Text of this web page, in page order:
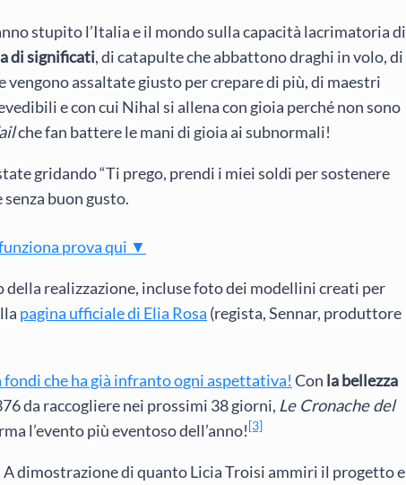
stupito l’Italia e il mondo sulla capacità lacrimatoria di
di significati, di catapulte che abbattono draghi in volo, di
assaltate giusto per crepare di più, di maestri
e con cui Nihal si allena con gioia perché non sono
che fan battere le mani di gioia ai subnormali!
gridando “Ti prego, prendi i miei soldi per sostenere
buon gusto.
prova qui ▼
realizzazione, incluse foto dei modellini creati per
pagina ufficiale di Elia Rosa (regista, Sennar, produttore
fondi che ha già infranto ogni aspettativa! Con la bellezza
da raccogliere nei prossimi 38 giorni, Le Cronache del
l’evento più eventoso dell’anno![3]
A dimostrazione di quanto Licia Troisi ammiri il progetto e